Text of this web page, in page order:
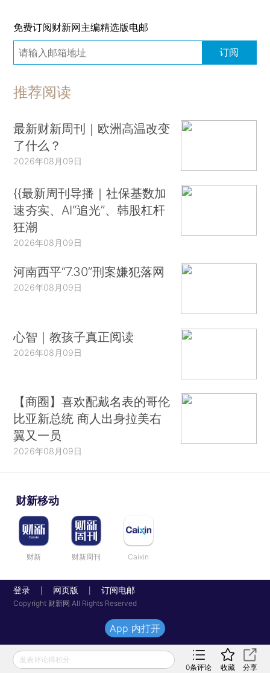
免费订阅财新网主编精选版电邮
订阅
推荐阅读
最新财新周刊｜欧洲高温改变
了什么？
2026年08月09日
{{最新周刊导播｜社保基数加
速夯实、AI“追光”、韩股杠杆
狂潮
2026年08月09日
河南西平“7.30”刑案嫌犯落网
2026年08月09日
心智｜教孩子真正阅读
2026年08月09日
【商圈】喜欢配戴名表的哥伦
比亚新总统 商人出身拉美右
翼又一员
2026年08月09日
财新移动
财新 财新周刊 Caixin
登录 网页版 订阅电邮
Copyright 财新网 All Rights Reserved
发表评论得积分
0条评论 收藏 分享
App 内打开